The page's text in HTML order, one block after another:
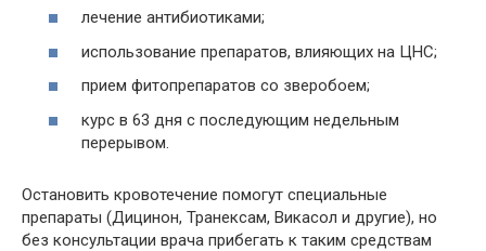
лечение антибиотиками;
использование препаратов, влияющих на ЦНС;
прием фитопрепаратов со зверобоем;
курс в 63 дня с последующим недельным
перерывом.
Остановить кровотечение помогут специальные
препараты (Дицинон, Транексам, Викасол и другие), но
без консультации врача прибегать к таким средствам